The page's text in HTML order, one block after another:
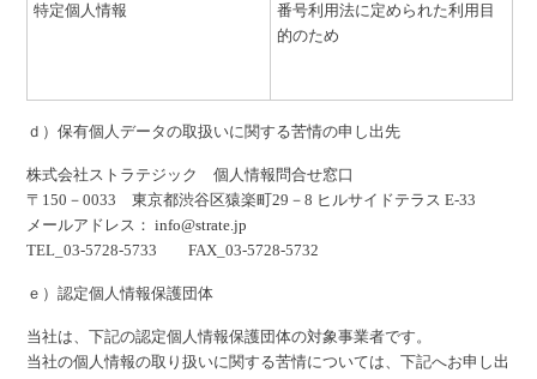
特定個人情報
番号利用法に定められた利用目
的のため
ｄ）保有個人データの取扱いに関する苦情の申し出先
株式会社ストラテジック 個人情報問合せ窓口
〒150－0033 東京都渋谷区猿楽町29－8 ヒルサイドテラス E-33
メールアドレス：info@strate.jp
TEL_03-5728-5733 FAX_03-5728-5732
ｅ）認定個人情報保護団体
当社は、下記の認定個人情報保護団体の対象事業者です。
当社の個人情報の取り扱いに関する苦情については、下記へお申し出